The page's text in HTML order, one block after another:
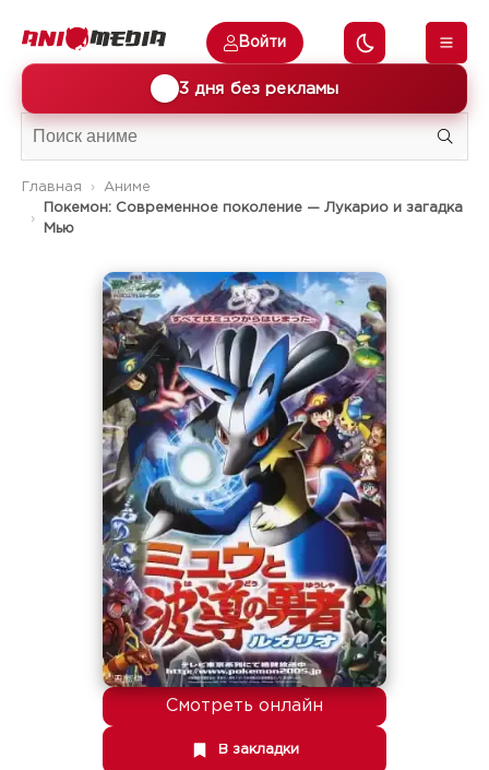
3 дня без рекламы
Войти
Главная
Аниме
Покемон: Современное поколение — Лукарио и загадка
Мью
Смотреть онлайн
В закладки